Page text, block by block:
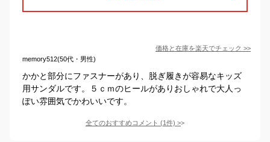
価格と在庫を楽天でチェック >>
memory512(50代・男性)
かかと部分にファスナーがあり、脱ぎ履きが容易なキッズ
用サンダルです。５ｃｍのヒールがありおしゃれで大人っ
ぽい雰囲気でかわいいです。
全てのおすすめコメント (1件) >